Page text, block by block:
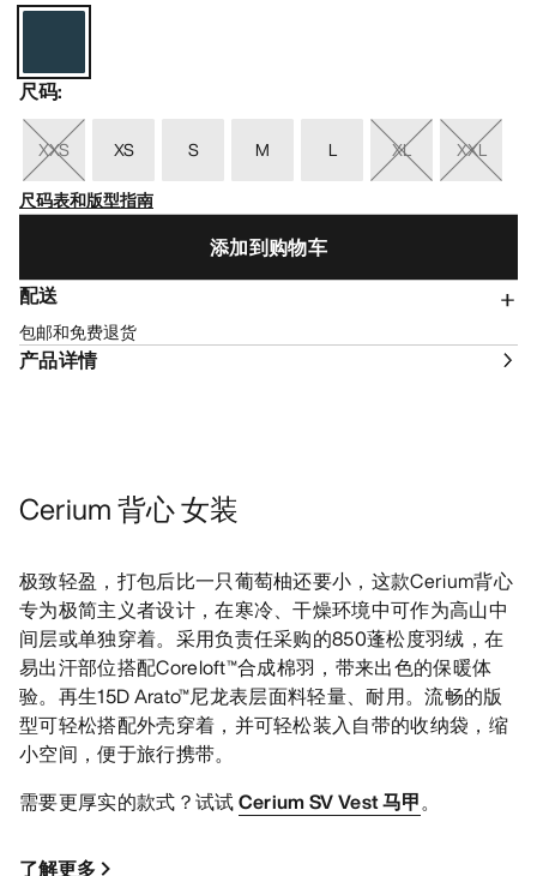
尺码:
XXS XS S M L XL
XXL
尺码表和版型指南
添加到购物车
配送
包邮和免费退货
产品详情
Cerium 背心 女装
极致轻盈，打包后比一只葡萄柚还要小，这款Cerium背心
专为极简主义者设计，在寒冷、干燥环境中可作为高山中
间层或单独穿着。采用负责任采购的850蓬松度羽绒，在
易出汗部位搭配Coreloft™合成棉羽，带来出色的保暖体
验。再生15D Arato™尼龙表层面料轻量、耐用。流畅的版
型可轻松搭配外壳穿着，并可轻松装入自带的收纳袋，缩
小空间，便于旅行携带。
需要更厚实的款式？试试Cerium SV Vest 马甲。
了解更多